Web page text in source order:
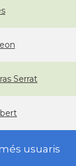
Serrat
usuaris